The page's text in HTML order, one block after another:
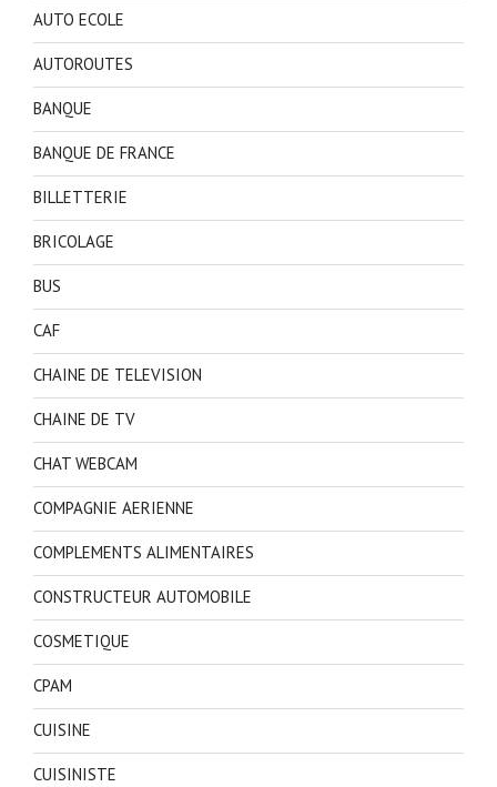
AUTO ECOLE
AUTOROUTES
BANQUE
BANQUE DE FRANCE
BILLETTERIE
BRICOLAGE
BUS
CAF
CHAINE DE TELEVISION
CHAINE DE TV
CHAT WEBCAM
COMPAGNIE AERIENNE
COMPLEMENTS ALIMENTAIRES
CONSTRUCTEUR AUTOMOBILE
COSMETIQUE
CPAM
CUISINE
CUISINISTE